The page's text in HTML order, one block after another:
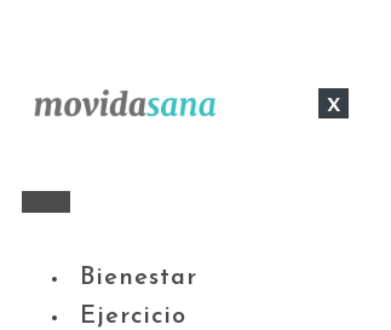
x
Bienestar
Ejercicio